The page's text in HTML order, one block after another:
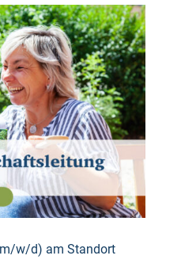
w/d) am Standort